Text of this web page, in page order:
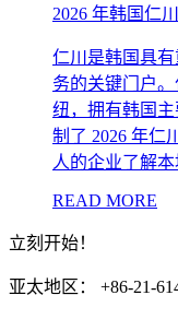
2026 年韩国仁
仁川是韩国具
务的关键门户
纽，拥有韩国
制了 2026 年仁
人的企业了解本
READ MORE
立刻开始！
亚太地区： +86-21-